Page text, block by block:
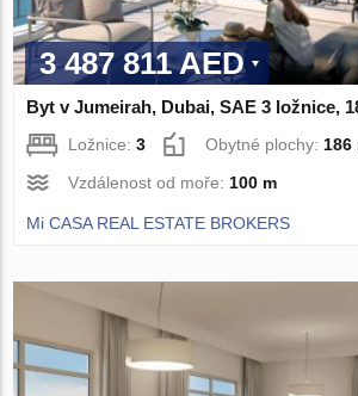
3 487 811 AED
Byt v Jumeirah, Dubai, SAE 3 ložnice,
Ložnice:3 Obytné plochy: 186
Vzdálenost od moře: 100 m
Mi CASA REAL ESTATE BROKERS